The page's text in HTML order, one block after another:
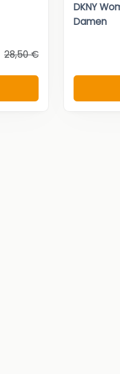
28,50 €
DKNY
Damen